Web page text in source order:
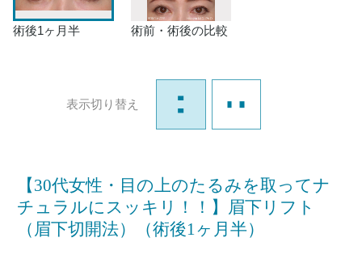
術後1ヶ月半 術前・術後の比較
表示切り替え
【30代女性・目の上のたるみを取ってナ
チュラルにスッキリ！！】眉下リフト
（眉下切開法）（術後1ヶ月半）